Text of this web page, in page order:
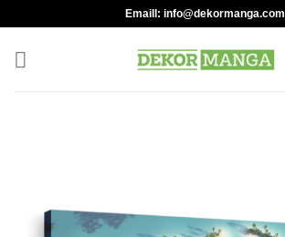
to
content
Emaill: info@dekormanga.com